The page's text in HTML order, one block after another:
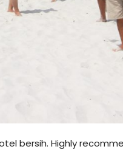
bersih. Highly